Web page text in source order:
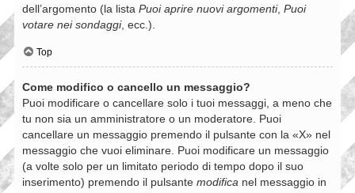
dell’argomento (la lista Puoi aprire nuovi argomenti, Puoi
votare nei sondaggi, ecc.).
Top
Come modifico o cancello un messaggio?
Puoi modificare o cancellare solo i tuoi messaggi, a meno che
tu non sia un amministratore o un moderatore. Puoi
cancellare un messaggio premendo il pulsante con la «X» nel
messaggio che vuoi eliminare. Puoi modificare un messaggio
(a volte solo per un limitato periodo di tempo dopo il suo
inserimento) premendo il pulsante modifica nel messaggio in